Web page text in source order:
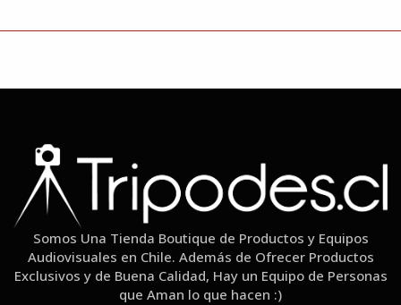
Somos Una Tienda Boutique de Productos y Equipos
Audiovisuales en Chile. Además de Ofrecer Productos
Exclusivos y de Buena Calidad, Hay un Equipo de Personas
que Aman lo que hacen :)